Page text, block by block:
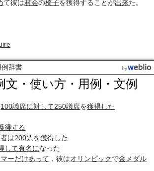
て彼は村会の椅子を獲得することが出来た。
辞書
文・使い方・用例・文例
100議席に対して250議席を獲得した
得する
は200票を獲得した
して有名になった
ーだけあって ，彼はオリンピックで金メダル